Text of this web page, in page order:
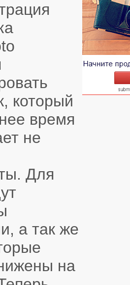
который
время
не
Для
а так же
на